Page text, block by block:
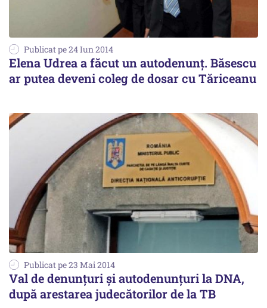
Publicat pe 24 Iun 2014
Elena Udrea a făcut un autodenunț. Băsescu
ar putea deveni coleg de dosar cu Tăriceanu
Publicat pe 23 Mai 2014
Val de denunțuri și autodenunțuri la DNA,
după arestarea judecătorilor de la TB